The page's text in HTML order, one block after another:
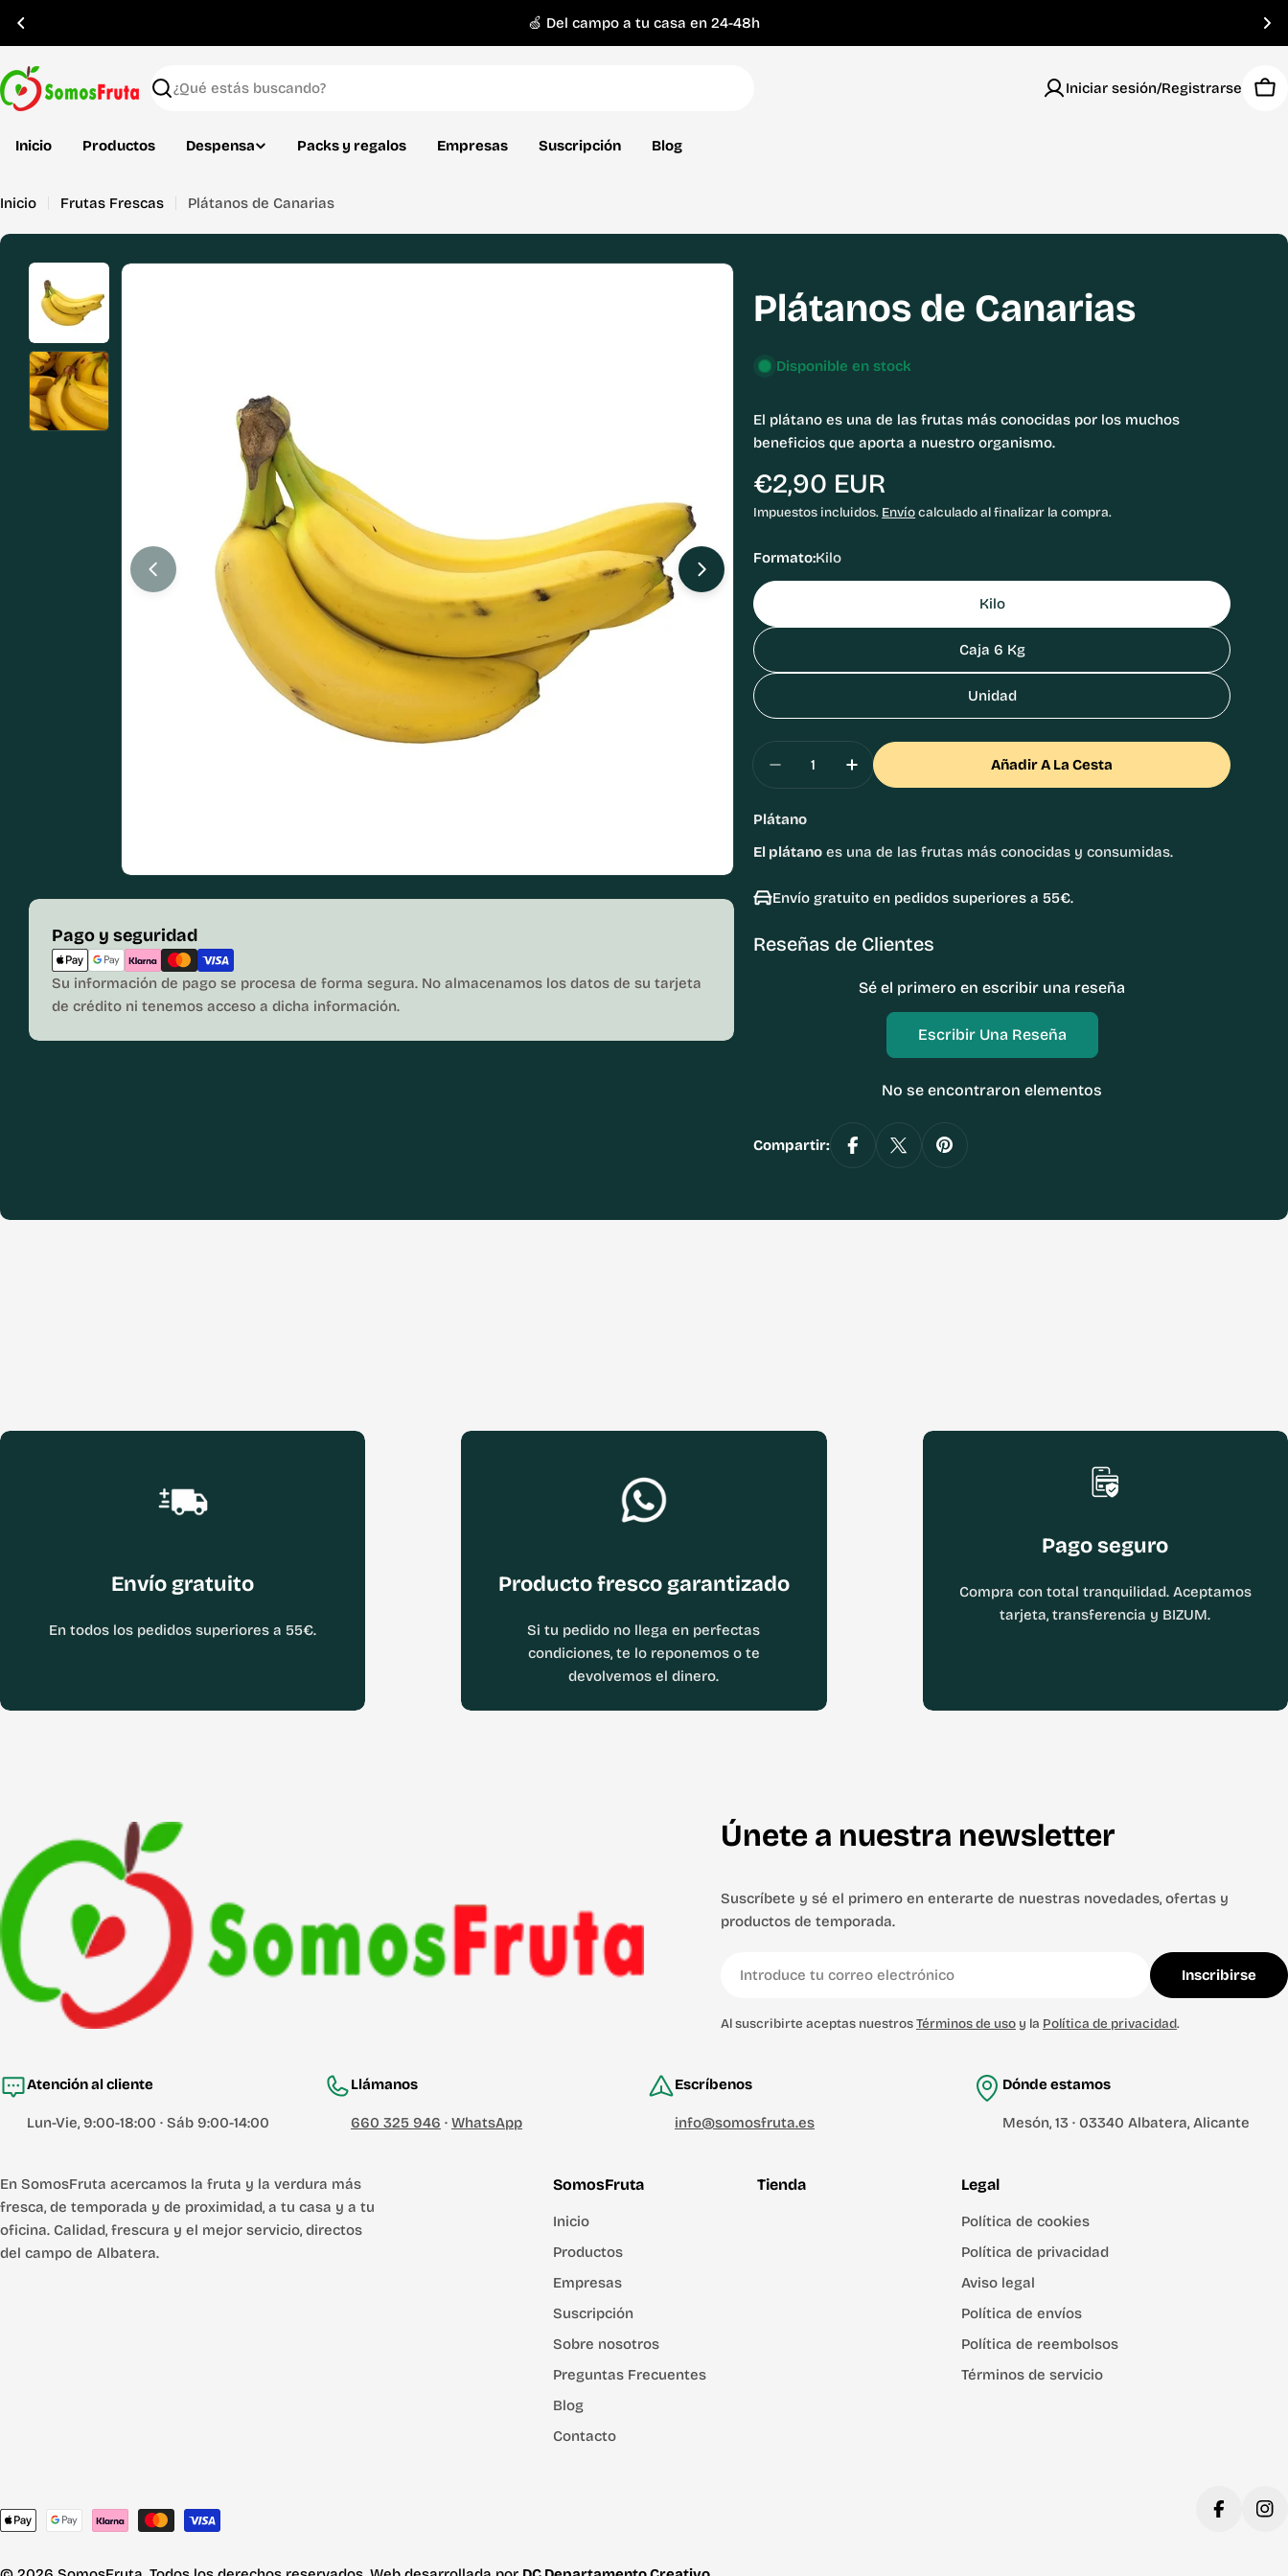
🍏 Del campo a tu casa en 24-48h
Buscar
Iniciar sesión/Registrarse
Inicio Productos Despensa Packs y regalos Empresas Suscripción Blog
Inicio Frutas Frescas Plátanos de Canarias
Abrir medios 0 en modal Abrir medios 1 en modal
Pago y seguridad
Métodos
de
pago
Su información de pago se procesa de forma segura. No almacenamos los datos de su tarjeta
de crédito ni tenemos acceso a dicha información.
Plátanos de Canarias
Disponible en stock
El plátano es una de las frutas más conocidas por los muchos
beneficios que aporta a nuestro organismo.
Precio
habitual
€2,90 EUR
Impuestos incluidos. Envíocalculado al finalizar la compra.
Formato:Kilo
Kilo
Caja 6 Kg
Unidad
Disminuir Cantidad Para Plátanos De Canarias
Aumentar Cantidad Para Plátanos De Canarias
Añadir A La Cesta
Plátano
El plátano es una de las frutas más conocidas y consumidas.
Envío gratuito en pedidos superiores a 55€.
Reseñas de Clientes
Sé el primero en escribir una reseña
Escribir Una Reseña
No se encontraron elementos
Compartir:
Envío gratuito
En todos los pedidos superiores a 55€.
Producto fresco garantizado
Si tu pedido no llega en perfectas
condiciones, te lo reponemos o te
devolvemos el dinero.
Pago seguro
Compra con total tranquilidad. Aceptamos
tarjeta, transferencia y BIZUM.
Únete a nuestra newsletter
Suscríbete y sé el primero en enterarte de nuestras novedades, ofertas y
productos de temporada.
electrónico
Inscribirse
Al suscribirte aceptas nuestrosTérminos de uso y la Política de privacidad.
Atención al cliente
Lun-Vie, 9:00-18:00 · Sáb 9:00-14:00
Llámanos
660 325 946 · WhatsApp
Escríbenos
info@somosfruta.es
Dónde estamos
Mesón, 13 · 03340 Albatera, Alicante
En SomosFruta acercamos la fruta y la verdura más
fresca, de temporada y de proximidad, a tu casa y a tu
oficina. Calidad, frescura y el mejor servicio, directos
del campo de Albatera.
SomosFruta
Inicio
Productos
Empresas
Suscripción
Sobre nosotros
Preguntas Frecuentes
Blog
Contacto
Tienda Legal
Política de cookies
Política de privacidad
Aviso legal
Política de envíos
Política de reembolsos
Términos de servicio
Métodos
pago
Facebook